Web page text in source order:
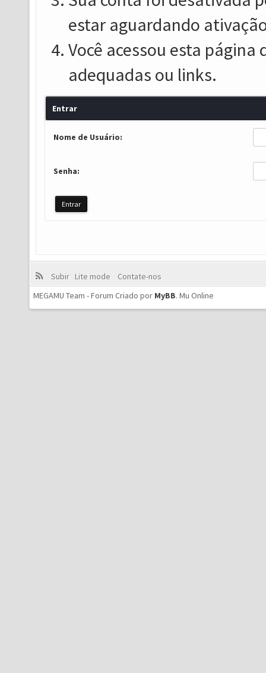
estar aguardando
Você acessou esta
adequadas ou links.
Entrar
Nome de Usuário:
Senha:
Subir Lite mode
Contate-nos
MEGAMU Team - Forum Criado por MyBB. Mu Online